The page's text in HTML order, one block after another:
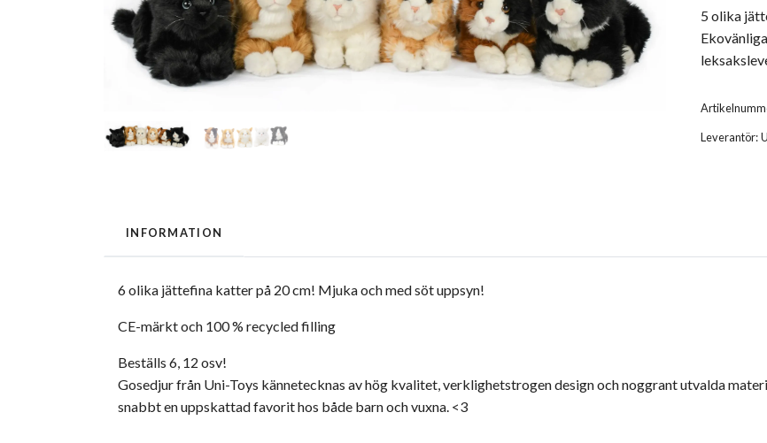
5 olika
Leverantör:
INFORMATION
6 olika jättefina katter på 20 cm! Mjuka och med söt uppsyn!
CE-märkt och 100 % recycled filling
Beställs 6, 12 osv!
Gosedjur från Uni-Toys kännetecknas av hög kvalitet, verklighetstrogen design och noggrant utvalda
snabbt en uppskattad favorit hos både barn och vuxna. <3